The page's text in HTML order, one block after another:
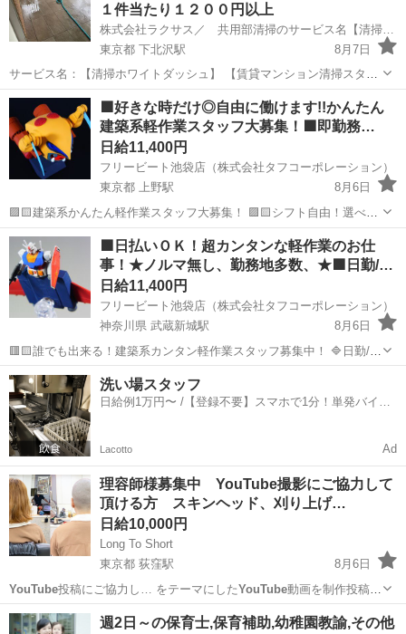
１件当たり１２００円以上
株式会社ラクサス／ 共用部清掃のサービス名【清掃ホワイトダッシュ】
東京都 下北沢駅
8月7日
サービス名：【清掃ホワイトダッシュ】 【賃貸マンション清掃スタッ
フ募集（東京都世田谷区代沢）／賃貸１棟共用部清掃依頼オーナーの
方募集】※掲載写真はイメージ写真です。 弊社が不動産会社と提携し
て 小規模・中規模の賃貸...
東京 世田谷区 下北沢駅 清掃 スタッフ
🟩好きな時だけ◎自由に働けます!!かんたん
建築系軽作業スタッフ大募集！🟩即勤務…
日給11,400円
フリービート池袋店（株式会社タフコーポレーション）
東京都 上野駅
8月6日
🟪🟨建築系かんたん軽作業スタッフ大募集！ 🟪🟨シフト自由！選べる
日勤・夜勤 🟪🟨お友達同士などチームでの応募も待ってます♪ 🟩カン
タン軽作業で稼げるお仕事多数!! ■清掃 片付け ■搬出入 ■職人さんの
お...
東京 台東区 上野駅 スタッフ
🟩日払いＯＫ！超カンタンな軽作業のお仕
事！★ノルマ無し、勤務地多数、★🟩日勤/…
日給11,400円
フリービート池袋店（株式会社タフコーポレーション）
神奈川県 武蔵新城駅
8月6日
🟥🟨誰でも出来る！建築系カンタン軽作業スタッフ募集中！ 🔷日勤/日
給11400円（※日給10900円/10勤務迄) 🔷夜勤/日給13500円 🔷カンタン
軽作業で稼げるお仕事多数!! ■清掃 片付け ■搬出入...
神奈川 川崎市 武蔵新城駅
洗い場スタッフ
日給例1万円〜 /【登録不要】スマホで1分！単発バイト
Lacotto Ad
理容師様募集中 YouTube撮影にご協力して
頂ける方 スキンヘッド、刈り上げ…
日給10,000円
Long To Short
東京都 荻窪駅
8月6日
YouTube投稿にご協力し… をテーマにしたYouTube動画を制作投稿…
きました。YouTubehttps:…
東京 台東区 荻窪駅 美容師
週2日～の保育士,保育補助,幼稚園教諭,その他